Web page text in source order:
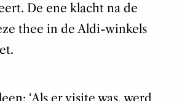
De ene klacht na de
thee in de Aldi-winkels
‘Als er visite was, werd